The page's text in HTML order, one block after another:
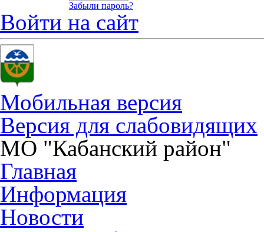
Забыли пароль?
Войти на сайт
Мобильная версия
Версия для слабовидящих
МО "Кабанский район"
Главная
Информация
Новости